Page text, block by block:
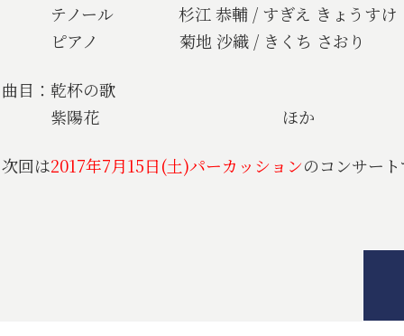
テノール 杉江 恭輔 / すぎえ きょうすけ
ピアノ 菊地 沙織 / きくち さおり
曲目：乾杯の歌
紫陽花 ほか
次回は2017年7月15日(土)パーカッションのコンサー